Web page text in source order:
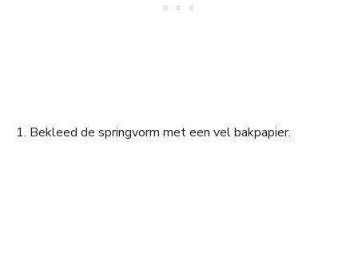
1. Bekleed de springvorm met een vel bakpapier.